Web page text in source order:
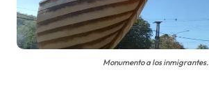
Monumento a los inmigrantes.